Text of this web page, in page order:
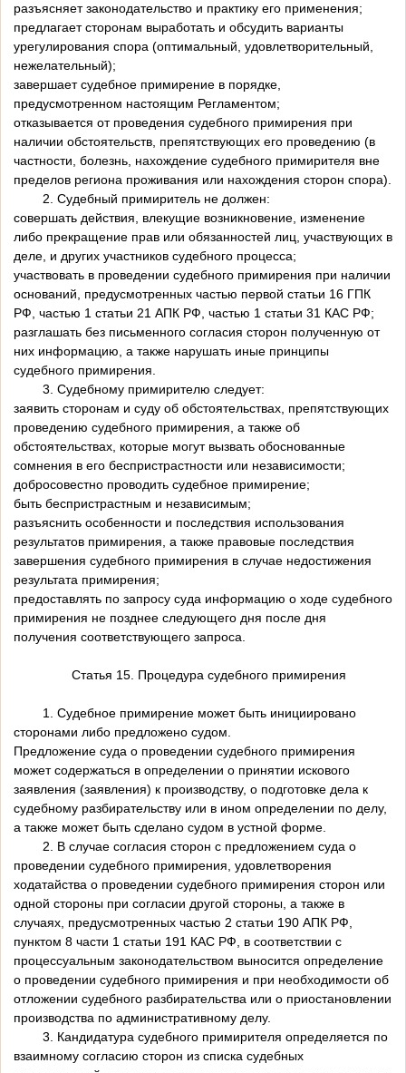
разъясняет законодательство и практику его применения;
предлагает сторонам выработать и обсудить варианты
урегулирования спора (оптимальный, удовлетворительный,
нежелательный);
завершает судебное примирение в порядке,
предусмотренном настоящим Регламентом;
отказывается от проведения судебного примирения при
наличии обстоятельств, препятствующих его проведению (в
частности, болезнь, нахождение судебного примирителя вне
пределов региона проживания или нахождения сторон спора).
2. Судебный примиритель не должен:
совершать действия, влекущие возникновение, изменение
либо прекращение прав или обязанностей лиц, участвующих в
деле, и других участников судебного процесса;
участвовать в проведении судебного примирения при наличии
оснований, предусмотренных частью первой статьи 16 ГПК
РФ, частью 1 статьи 21 АПК РФ, частью 1 статьи 31 КАС РФ;
разглашать без письменного согласия сторон полученную от
них информацию, а также нарушать иные принципы
судебного примирения.
3. Судебному примирителю следует:
заявить сторонам и суду об обстоятельствах, препятствующих
проведению судебного примирения, а также об
обстоятельствах, которые могут вызвать обоснованные
сомнения в его беспристрастности или независимости;
добросовестно проводить судебное примирение;
быть беспристрастным и независимым;
разъяснить особенности и последствия использования
результатов примирения, а также правовые последствия
завершения судебного примирения в случае недостижения
результата примирения;
предоставлять по запросу суда информацию о ходе судебного
примирения не позднее следующего дня после дня
получения соответствующего запроса.
Статья 15. Процедура судебного примирения
1. Судебное примирение может быть инициировано
сторонами либо предложено судом.
Предложение суда о проведении судебного примирения
может содержаться в определении о принятии искового
заявления (заявления) к производству, о подготовке дела к
судебному разбирательству или в ином определении по делу,
а также может быть сделано судом в устной форме.
2. В случае согласия сторон с предложением суда о
проведении судебного примирения, удовлетворения
ходатайства о проведении судебного примирения сторон или
одной стороны при согласии другой стороны, а также в
случаях, предусмотренных частью 2 статьи 190 АПК РФ,
пунктом 8 части 1 статьи 191 КАС РФ, в соответствии с
процессуальным законодательством выносится определение
о проведении судебного примирения и при необходимости об
отложении судебного разбирательства или о приостановлении
производства по административному делу.
3. Кандидатура судебного примирителя определяется по
взаимному согласию сторон из списка судебных